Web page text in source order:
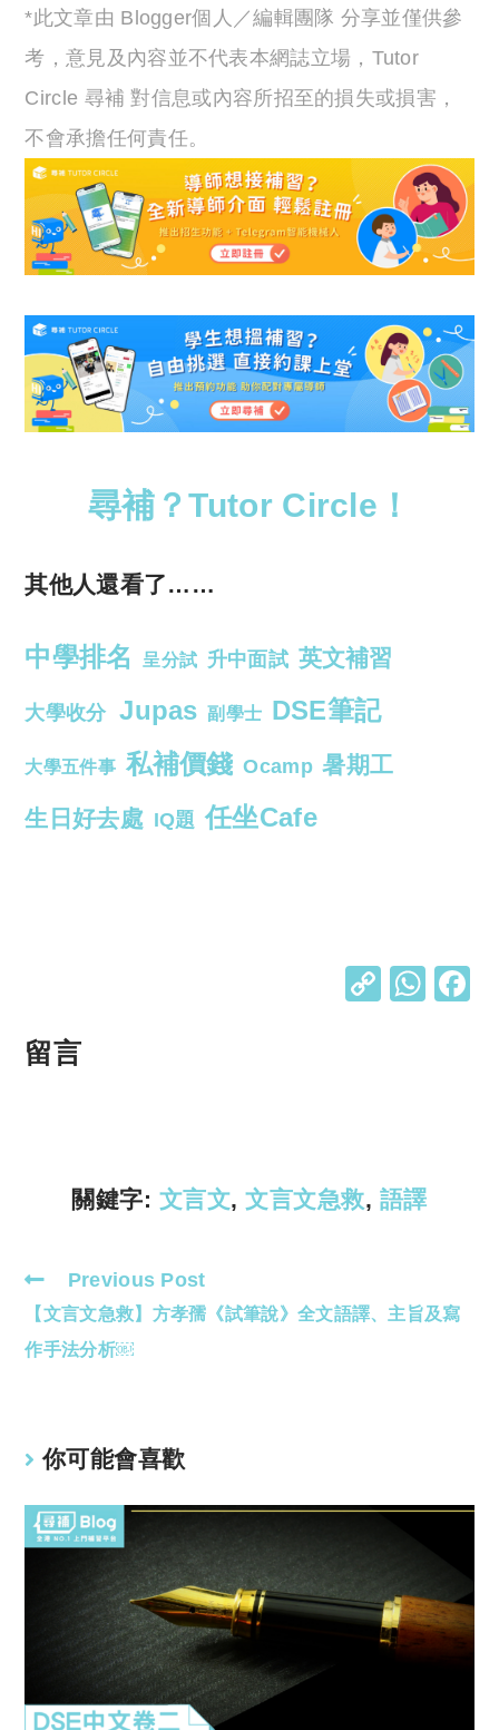
*此文章由 Blogger個人／編輯團隊 分享並僅供參
考，意見及內容並不代表本網誌立場，Tutor
Circle 尋補 對信息或內容所招至的損失或損害，
不會承擔任何責任。
尋補？Tutor Circle！
其他人還看了……
中學排名 呈分試 升中面試 英文補習
大學收分 Jupas 副學士 DSE筆記
大學五件事 私補價錢 Ocamp 暑期工
生日好去處 IQ題 任坐Cafe
C
k
W
留言
關鍵字: 文言文, 文言文急救, 語譯
Read
more
articles
Previous Post
【文言文急救】方孝孺《試筆說》全文語譯、主旨及寫
作手法分析￼
你可能會喜歡